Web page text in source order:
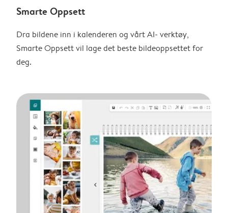
Smarte Oppsett
Dra bildene inn i kalenderen og vårt AI- verktøy,
Smarte Oppsett vil lage det beste bildeoppsettet for
deg.